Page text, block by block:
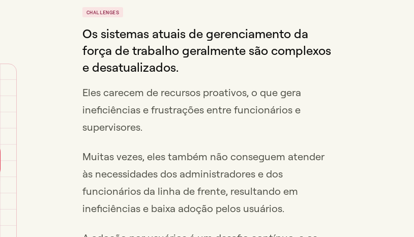
CHALLENGES
Os sistemas atuais de gerenciamento da
força de trabalho geralmente são complexos
e desatualizados.
Eles carecem de recursos proativos, o que gera
ineficiências e frustrações entre funcionários e
supervisores.
Muitas vezes, eles também não conseguem atender
às necessidades dos administradores e dos
funcionários da linha de frente, resultando em
ineficiências e baixa adoção pelos usuários.